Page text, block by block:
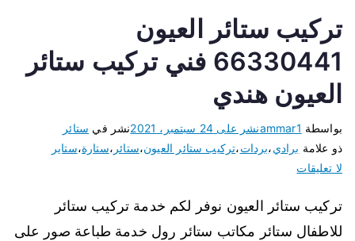
تركيب ستائر العيون
66330441 فني تركيب ستائر
العيون هندي
بواسطة ammar1نشر على 24 سبتمبر، 2021 نشر في ستائر
ذو علامة برادي،بردات،تركيب ستائر العيون،ستائر ،ستارة،ستاير
لا تعليقات
تركيب ستائر العيون نوفر لكم خدمة تركيب ستائر
للاطفال ستائر مكاتب ستائر رول خدمة طباعة صور على